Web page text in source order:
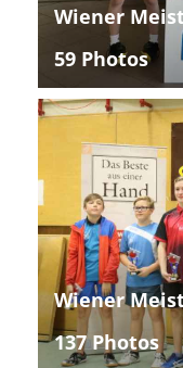
Wiener
59 Photos
Wiener
137 Photos